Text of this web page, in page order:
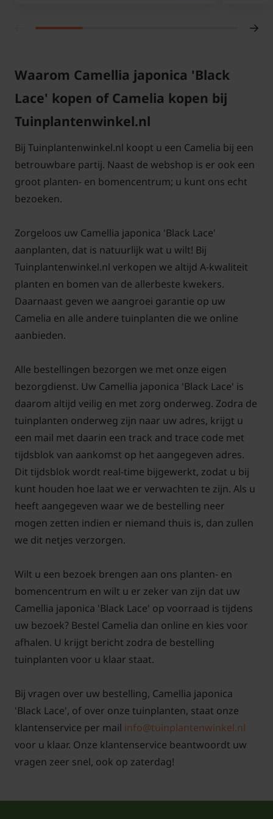
grond met flink wat tuinturf in het plantgat, de
Camelia krijgt opvallende bloemen, deze mogen als
ze uitgebloeid zijn weggeplukt worden. Elk jaar
snoeien is niet nodig, alleen vormsnoei is voldoende.
Geef in een droge zomer extra water bij. In het
wat voeding bij geven, dit kan een kaliumrijke mest
zijn.
Is de Japanse Camelia winterhard?
standplaats moet voldoende beschut zijn. Zet de
stuiken in humusrijke grond. De Camellia japonica
'Black Lace' is een
groenblijvende struik
bladeren zijn donkergroen van kleur. Mocht snoeien
nodig zijn dan kunt u dit het best na de bloei doen.
Haal dan alleen takken weg die de plant uit het
Kan een Camelia in de volle zon?
Een Camelia staat het liefst in de halfschaduw, in de
volle zon kunnen de bladeren namelijk makkelijk
verbranden als het heel erg heet wordt. Geef bij
warm weer voldoende water bij. De plant wordt
vaak als solitair in tuinen gebruikt. De Camelia 'Black
Lace' kan goed met andere tuinplanten worden
toegepast. Normaal gesproken is de winterhardheid
Krijgt Camellia japonica 'Black Lace'
De bloeitijd voor de Camellia japonica 'Black Lace' is
in het vroege voorjaar, al in de maanden maart april.
Soms gaan de bloemen ook al wel eerder open als
de winter vrij zacht is. Deze groenblijvende struik
krijgt opvallende bloemen die rood van kleur zijn.
Vandaar ook de naam Japanse roos. De
bloemknoppen worden in de loop van de zomer
gevormd en vallen zeer goed op. De bloemen van de
Camelia 'Black Lace' zijn zeer mooi gevuld met
overlappende bloembladeren.
Hoe kan een Camellia japonica 'Black
De heester Japanse roos kunt u het beste planten
Waarom Camellia japonica 'Black
Lace' kopen of Camelia kopen bij
Tuinplantenwinkel.nl
Bij Tuinplantenwinkel.nl koopt u een Camelia bij een
betrouwbare partij. Naast de webshop is er ook een
groot planten- en bomencentrum; u kunt ons echt
bezoeken.
Zorgeloos uw Camellia japonica 'Black Lace'
aanplanten, dat is natuurlijk wat u wilt! Bij
Tuinplantenwinkel.nl verkopen we altijd A-kwaliteit
planten en bomen van de allerbeste kwekers.
Daarnaast geven we aangroei garantie op uw
Camelia en alle andere tuinplanten die we online
aanbieden.
Alle bestellingen bezorgen we met onze eigen
bezorgdienst. Uw Camellia japonica 'Black Lace' is
daarom altijd veilig en met zorg onderweg. Zodra de
tuinplanten onderweg zijn naar uw adres, krijgt u
een mail met daarin een track and trace code met
tijdsblok van aankomst op het aangegeven adres.
Dit tijdsblok wordt real-time bijgewerkt, zodat u bij
kunt houden hoe laat we er verwachten te zijn. Als u
heeft aangegeven waar we de bestelling neer
mogen zetten indien er niemand thuis is, dan zullen
we dit netjes verzorgen.
Wilt u een bezoek brengen aan ons planten- en
bomencentrum en wilt u er zeker van zijn dat uw
Camellia japonica 'Black Lace' op voorraad is tijdens
uw bezoek? Bestel Camelia dan online en kies voor
afhalen. U krijgt bericht zodra de bestelling
tuinplanten voor u klaar staat.
Bij vragen over uw bestelling, Camellia japonica
'Black Lace', of over onze tuinplanten, staat onze
klantenservice per mail info@tuinplantenwinkel.nl
voor u klaar. Onze klantenservice beantwoordt uw
vragen zeer snel, ook op zaterdag!